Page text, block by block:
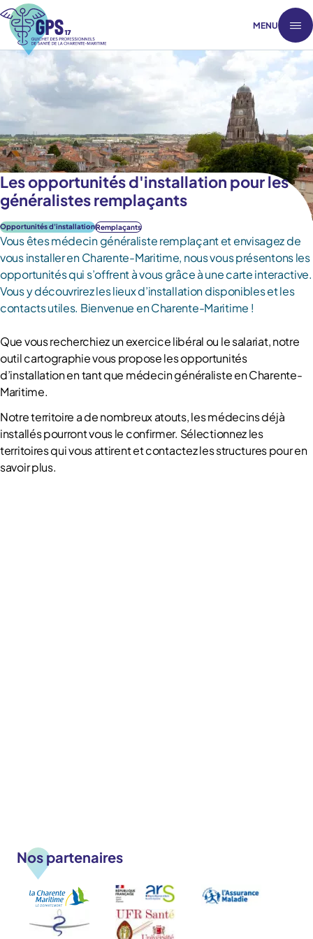
MENU
Les opportunités d'installation pour les
généralistes remplaçants
Opportunités d'installationRemplaçants
Vous êtes médecin généraliste remplaçant et envisagez de
vous installer en Charente-Maritime, nous vous présentons les
opportunités qui s’offrent à vous grâce à une carte interactive.
Vous y découvrirez les lieux d’installation disponibles et les
contacts utiles. Bienvenue en Charente-Maritime !
Que vous recherchiez un exercice libéral ou le salariat, notre
outil cartographie vous propose les opportunités
d’installation en tant que médecin généraliste en Charente-
Maritime.
Notre territoire a de nombreux atouts, les médecins déjà
installés pourront vous le confirmer. Sélectionnez les
territoires qui vous attirent et contactez les structures pour en
savoir plus.
Nos partenaires